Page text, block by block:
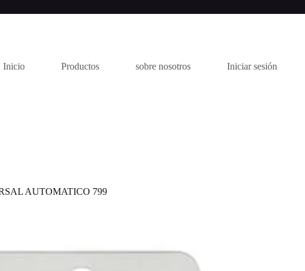
Inicio Productos sobre nosotros Iniciar sesión
AUTOMATICO 799